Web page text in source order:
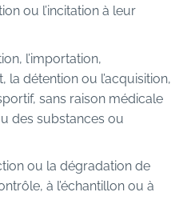
ou l’incitation à leur
l’importation,
la détention ou l’acquisition,
sans raison médicale
des substances ou
ou la dégradation de
à l’échantillon ou à